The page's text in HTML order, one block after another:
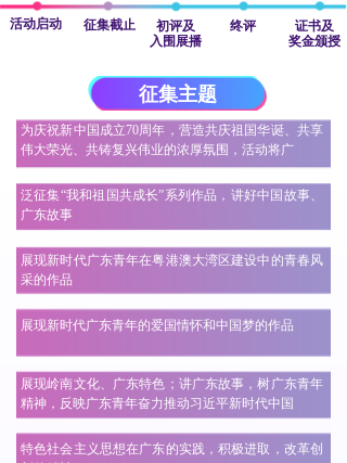
征集截止
活动启动 终评
初评及
入围展播
证书及
奖金颁授
征集主题
为庆祝新中国成立70周年，营造共庆祖国华诞、共享
伟大荣光、共铸复兴伟业的浓厚氛围，活动将广
泛征集“我和祖国共成长”系列作品，讲好中国故事、
广东故事
展现新时代广东青年在粤港澳大湾区建设中的青春风
采的作品
展现新时代广东青年的爱国情怀和中国梦的作品
展现岭南文化、广东特色；讲广东故事，树广东青年
精神，反映广东青年奋力推动习近平新时代中国
特色社会主义思想在广东的实践，积极进取，改革创